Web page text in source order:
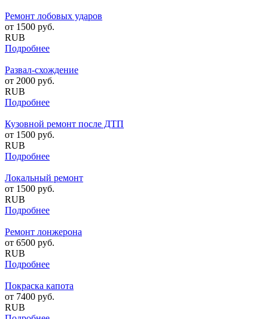
Ремонт лобовых ударов
от 1500 руб.
RUB
Подробнее
Развал-схождение
от 2000 руб.
RUB
Подробнее
Кузовной ремонт после ДТП
от 1500 руб.
RUB
Подробнее
Локальный ремонт
от 1500 руб.
RUB
Подробнее
Ремонт лонжерона
от 6500 руб.
RUB
Подробнее
Покраска капота
от 7400 руб.
RUB